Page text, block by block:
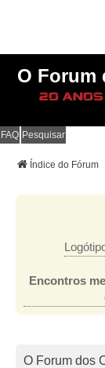
O Forum
FAQ Pesquisar
Índice do Fórum
Encontros
O Forum dos